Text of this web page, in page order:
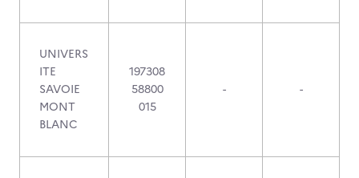
UNIVERS
ITE
SAVOIE
MONT
BLANC
197308
58800
015
- -